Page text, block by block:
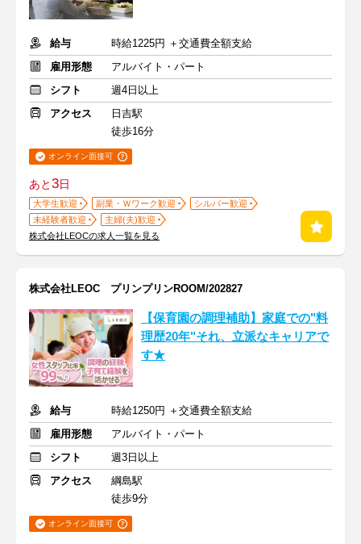
給与
時給1225円 ＋交通費全額支給
雇用形態
アルバイト・パート
シフト
週4日以上
アクセス
日吉駅
徒歩16分
オンライン面接可
あと3日
大学生歓迎 副業・Ｗワーク歓迎
シルバー歓迎
未経験者歓迎
主婦(夫)歓迎
株式会社LEOCの求人一覧を見る
株式会社LEOC プリンプリンROOM/202827
【保育園の調理補助】家庭での"料
理歴20年"それ、立派なキャリアで
す★
給与
時給1250円 ＋交通費全額支給
雇用形態
アルバイト・パート
シフト
週3日以上
アクセス
綱島駅
徒歩9分
オンライン面接可